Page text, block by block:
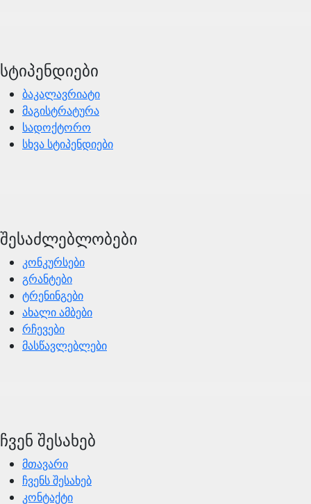
სტიპენდიები
ბაკალავრიატი
მაგისტრატურა
სადოქტორო
სხვა სტიპენდიები
შესაძლებლობები
კონკურსები
გრანტები
ტრენინგები
ახალი ამბები
რჩევები
მასწავლებლები
ჩვენ შესახებ
მთავარი
ჩვენს შესახებ
კონტაქტი